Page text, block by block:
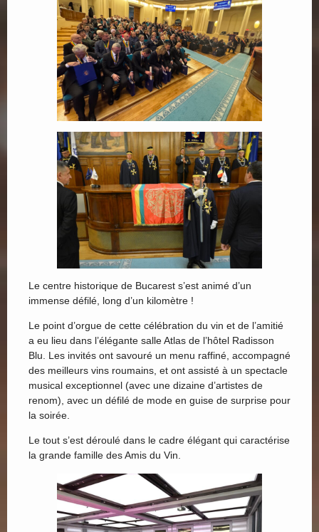
Le centre historique de Bucarest s’est animé d’un
immense défilé, long d’un kilomètre !
Le point d’orgue de cette célébration du vin et de l’amitié
a eu lieu dans l’élégante salle Atlas de l’hôtel Radisson
Blu. Les invités ont savouré un menu raffiné, accompagné
des meilleurs vins roumains, et ont assisté à un spectacle
musical exceptionnel (avec une dizaine d’artistes de
renom), avec un défilé de mode en guise de surprise pour
la soirée.
Le tout s’est déroulé dans le cadre élégant qui caractérise
la grande famille des Amis du Vin.